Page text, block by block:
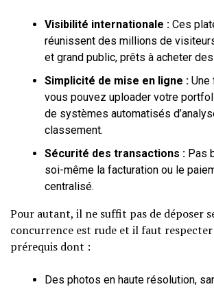
Visibilité internationale : Ces
réunissent des millions de
et grand public, prêts à acheter
Simplicité de mise en ligne : Une
vous pouvez uploader votre
de systèmes automatisés
classement.
Sécurité des transactions : Pas
soi-même la facturation ou le
centralisé.
Pour autant, il ne suffit pas de déposer
concurrence est rude et il faut
prérequis dont :
Des photos en haute résolution,